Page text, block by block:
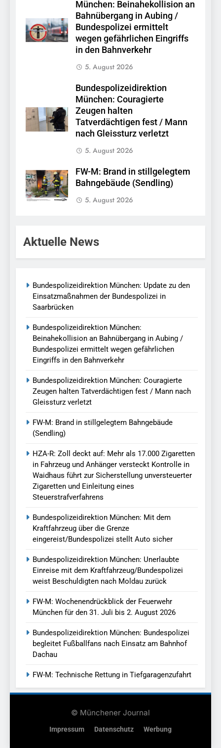
München: Beinahekollision an
Bahnübergang in Aubing /
Bundespolizei ermittelt
wegen gefährlichen Eingriffs
in den Bahnverkehr
5. August 2026
Bundespolizeidirektion
München: Couragierte
Zeugen halten
Tatverdächtigen fest / Mann
nach Gleissturz verletzt
5. August 2026
FW-M: Brand in stillgelegtem
Bahngebäude (Sendling)
5. August 2026
Aktuelle News
Bundespolizeidirektion München: Update zu den
Einsatzmaßnahmen der Bundespolizei in
Saarbrücken
Bundespolizeidirektion München:
Beinahekollision an Bahnübergang in Aubing /
Bundespolizei ermittelt wegen gefährlichen
Eingriffs in den Bahnverkehr
Bundespolizeidirektion München: Couragierte
Zeugen halten Tatverdächtigen fest / Mann nach
Gleissturz verletzt
FW-M: Brand in stillgelegtem Bahngebäude
(Sendling)
HZA-R: Zoll deckt auf: Mehr als 17.000 Zigaretten
in Fahrzeug und Anhänger versteckt Kontrolle in
Waidhaus führt zur Sicherstellung unversteuerter
Zigaretten und Einleitung eines
Steuerstrafverfahrens
Bundespolizeidirektion München: Mit dem
Kraftfahrzeug über die Grenze
eingereist/Bundespolizei stellt Auto sicher
Bundespolizeidirektion München: Unerlaubte
Einreise mit dem Kraftfahrzeug/Bundespolizei
weist Beschuldigten nach Moldau zurück
FW-M: Wochenendrückblick der Feuerwehr
München für den 31. Juli bis 2. August 2026
Bundespolizeidirektion München: Bundespolizei
begleitet Fußballfans nach Einsatz am Bahnhof
Dachau
FW-M: Technische Rettung in Tiefgaragenzufahrt
© Münchener Journal
Impressum Datenschutz Werbung